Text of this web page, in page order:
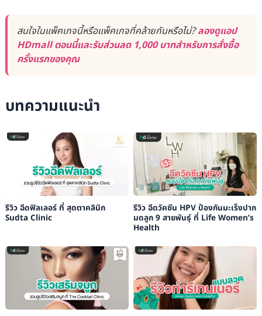
สนใจในแพ็คเกจนี้หรือแพ็คเกจที่คล้ายกันหรือไม่?ลองดูแอป
HDmall ตอนนี้และรับส่วนลด 1,000 บาทสำหรับการสั่งซื้อ
ครั้งแรกของคุณ
บทความแนะนำ
รีวิว ฉีดฟิลเลอร์ ที่ สุดตาคลินิก
Sudta Clinic
รีวิว ฉีดวัคซีน HPV ป้องกันมะเร็งปาก
มดลูก 9 สายพันธุ์ ที่ Life Women’s
Health